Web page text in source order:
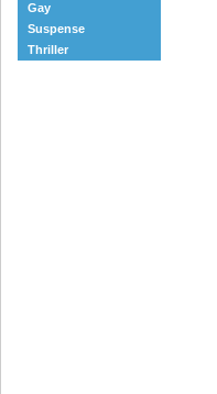
Gay
Suspense
Thriller